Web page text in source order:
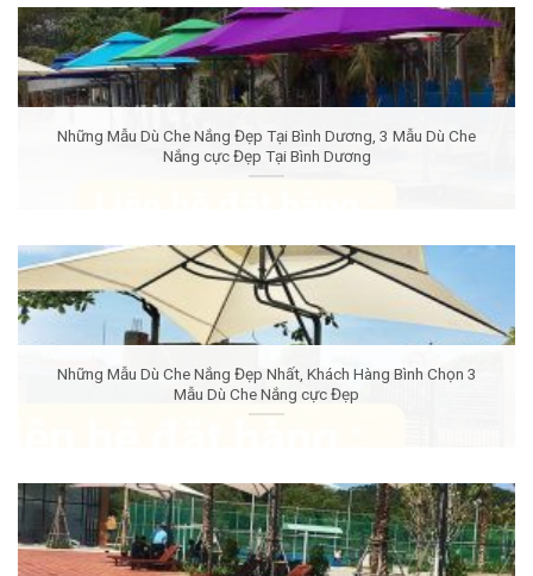
Những Mẫu Dù Che Nắng Đẹp Tại Bình Dương, 3 Mẫu Dù Che
Nắng cực Đẹp Tại Bình Dương
Những Mẫu Dù Che Nắng Đẹp Nhất, Khách Hàng Bình Chọn 3
Mẫu Dù Che Nắng cực Đẹp